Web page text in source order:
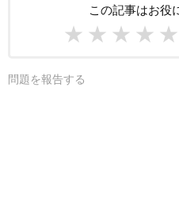
この記事はお役
★ ★ ★ ★ ★
問題を報告する